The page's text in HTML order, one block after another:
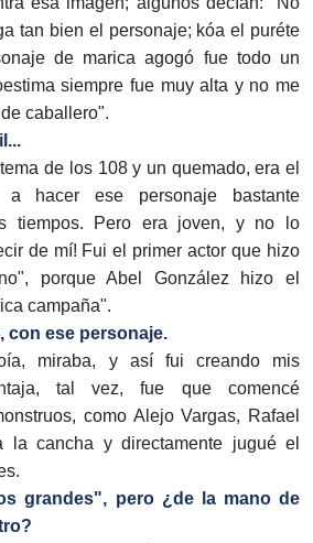
tan bien el personaje; kóa el puréte
de marica agogó fue todo un
siempre fue muy alta y no me
caballero".
de los 108 y un quemado, era el
hacer ese personaje bastante
tiempos. Pero era joven, y no lo
de mí! Fui el primer actor que hizo
porque Abel González hizo el
campaña".
con ese personaje.
miraba, y así fui creando mis
tal vez, fue que comencé
como Alejo Vargas, Rafael
la cancha y directamente jugué el
grandes", pero ¿de la mano de